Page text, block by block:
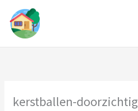
naar
inhoud
kerstballen-doorzichtig